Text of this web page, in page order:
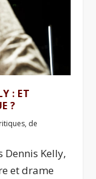
: ET
?
, de
Dennis Kelly,
et drame